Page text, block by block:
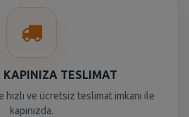
KAPINIZA TESLIMAT
hızlı ve ücretsiz teslimat imkanı ile
kapınızda.